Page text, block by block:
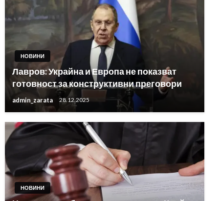
НОВИНИ
Лавров: Украйна и Европа не показват
готовност за конструктивни преговори
admin_zarata 28.12.2025
НОВИНИ